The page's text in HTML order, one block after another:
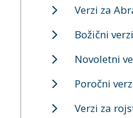
Verzi za
Božični verzi
Novoletni
Poročni
Verzi za